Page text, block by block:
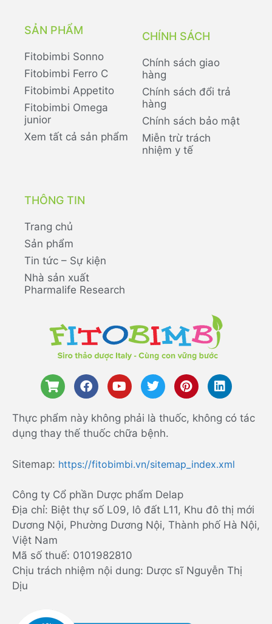
SẢN PHẨM
Fitobimbi Sonno
Fitobimbi Ferro C
Fitobimbi Appetito
Fitobimbi Omega
junior
Xem tất cả sản phẩm
CHÍNH SÁCH
Chính sách giao
hàng
Chính sách đổi trả
hàng
Chính sách bảo mật
Miễn trừ trách
nhiệm y tế
THÔNG TIN
Trang chủ
Sản phẩm
Tin tức – Sự kiện
Nhà sản xuất
Pharmalife Research
Thực phẩm này không phải là thuốc, không có tác
dụng thay thế thuốc chữa bệnh.
Sitemap: https://fitobimbi.vn/sitemap_index.xml
Công ty Cổ phần Dược phẩm Delap
Địa chỉ: Biệt thự số L09, lô đất L11, Khu đô thị mới
Dương Nội, Phường Dương Nội, Thành phố Hà Nội,
Việt Nam
Mã số thuế: 0101982810
Chịu trách nhiệm nội dung: Dược sĩ Nguyễn Thị
Dịu